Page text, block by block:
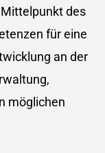
des
für eine
an der
möglichen